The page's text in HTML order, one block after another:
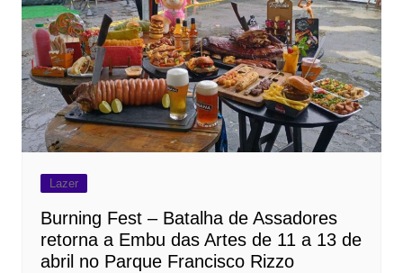
Lazer
Burning Fest – Batalha de Assadores
retorna a Embu das Artes de 11 a 13 de
abril no Parque Francisco Rizzo